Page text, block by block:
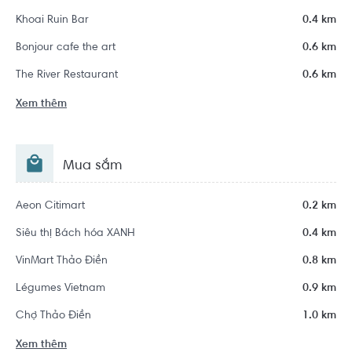
Khoai Ruin Bar 0.4 km
Bonjour cafe the art 0.6 km
The River Restaurant 0.6 km
Xem thêm
Mua sắm
Aeon Citimart 0.2 km
Siêu thị Bách hóa XANH 0.4 km
VinMart Thảo Điền 0.8 km
Légumes Vietnam 0.9 km
Chợ Thảo Điền 1.0 km
Xem thêm